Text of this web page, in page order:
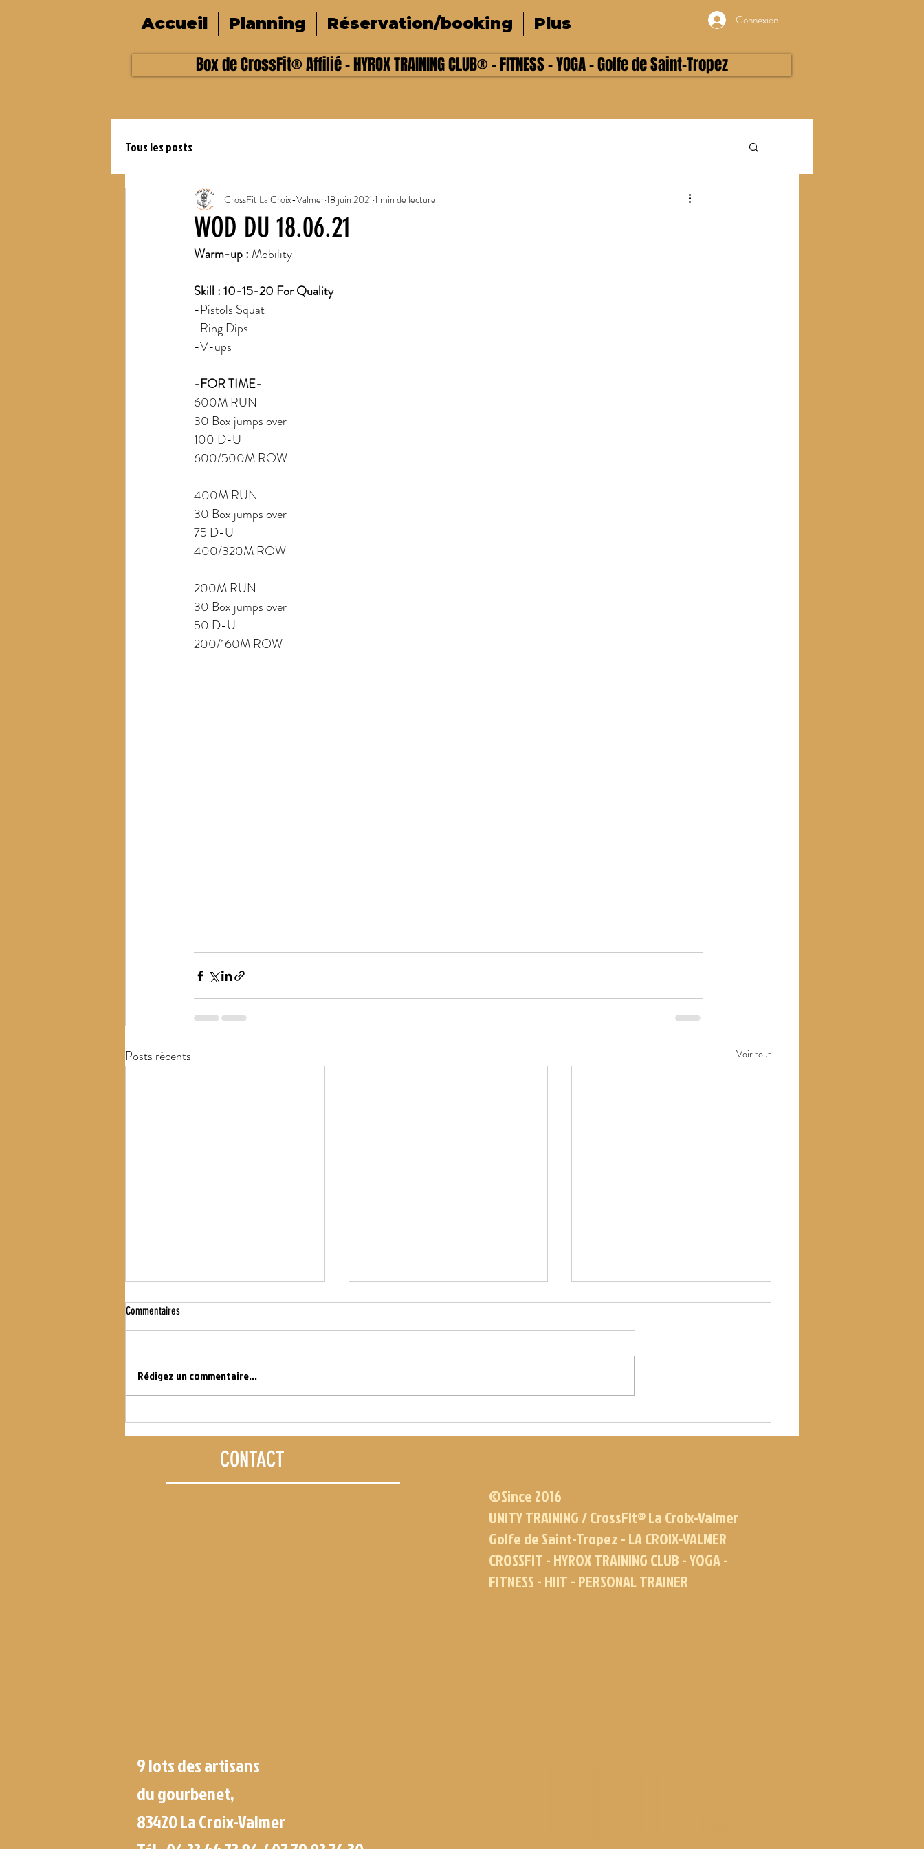
Accueil Planning Réservation/booking Plus Connexion
Box de CrossFit® Affilié - HYROX TRAINING CLUB® - FITNESS - YOGA - Golfe de Saint-Tropez
Tous les posts
WOD DU 18.06.21
CrossFit La Croix-Valmer18 juin 2021 1 min de lecture
Warm-up : Mobility
Skill : 10-15-20 For Quality
-Pistols Squat
-Ring Dips
-V-ups
-FOR TIME-
600M RUN
30 Box jumps over
100 D-U
600/500M ROW
400M RUN
30 Box jumps over
75 D-U
400/320M ROW
200M RUN
30 Box jumps over
50 D-U
200/160M ROW
Posts récents Voir tout
WOD DU 16.07.21 WOD DU 15.07.21 WOD DU 09.07.21
Commentaires
Rédigez un commentaire...
CONTACT
©Since 2016
UNITY TRAINING / CrossFit® La Croix-Valmer
Golfe de Saint-Tropez - LA CROIX-VALMER
CROSSFIT - HYROX TRAINING CLUB - YOGA -
FITNESS - HIIT - PERSONAL TRAINER
9 lots des artisans
du gourbenet,
83420 La Croix-Valmer